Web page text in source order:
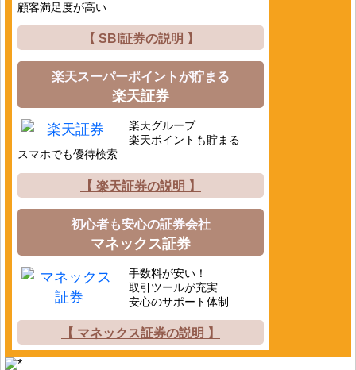
顧客満足度が高い
【 SBI証券の説明 】
楽天スーパーポイントが貯まる
楽天証券
楽天グループ
楽天ポイントも貯まる
スマホでも優待検索
【 楽天証券の説明 】
初心者も安心の証券会社
マネックス証券
手数料が安い！
取引ツールが充実
安心のサポート体制
【 マネックス証券の説明 】